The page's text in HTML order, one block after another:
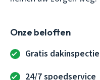
Onze beloften
Gratis dakinspectie
24/7 spoedservice